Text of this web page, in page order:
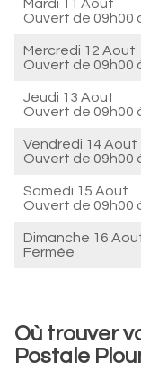
Mardi 11 Aout
Ouvert de 09h00
Mercredi 12 Aout
Ouvert de 09h00
Jeudi 13 Aout
Ouvert de 09h00
Vendredi 14 Aout
Ouvert de 09h00
Samedi 15 Aout
Ouvert de 09h00
Dimanche 16
Fermée
Où trouver
Postale